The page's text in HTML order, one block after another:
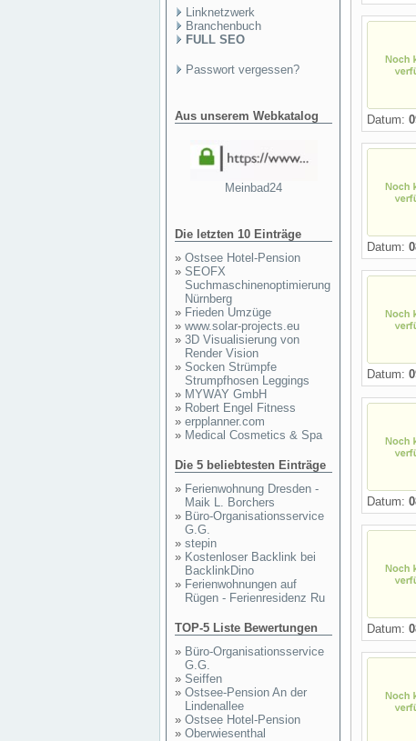
Linknetzwerk
Branchenbuch
FULL SEO
Passwort vergessen?
Aus unserem Webkatalog
Meinbad24
Die letzten 10 Einträge
» Ostsee Hotel-Pension
» SEOFX
Suchmaschinenoptimierung
Nürnberg
» Frieden Umzüge
» www.solar-projects.eu
» 3D Visualisierung von
Render Vision
» Socken Strümpfe
Strumpfhosen Leggings
» MYWAY GmbH
» Robert Engel Fitness
» erpplanner.com
» Medical Cosmetics & Spa
Die 5 beliebtesten Einträge
» Ferienwohnung Dresden -
Maik L. Borchers
» Büro-Organisationsservice
G.G.
» stepin
» Kostenloser Backlink bei
BacklinkDino
» Ferienwohnungen auf
Rügen - Ferienresidenz Ru
TOP-5 Liste Bewertungen
» Büro-Organisationsservice
G.G.
» Seiffen
» Ostsee-Pension An der
Lindenallee
» Ostsee Hotel-Pension
» Oberwiesenthal
Datum:
Datum:
Datum:
Datum:
Datum: